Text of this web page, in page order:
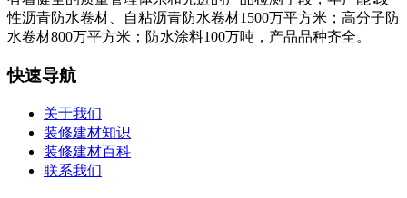
性沥青防水卷材、自粘沥青防水卷材1500万平方米；高分子防
水卷材800万平方米；防水涂料100万吨，产品品种齐全。
快速导航
关于我们
装修建材知识
装修建材百科
联系我们